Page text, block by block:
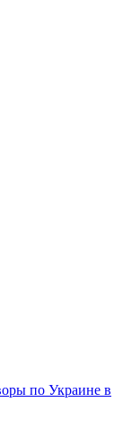
по Украине в